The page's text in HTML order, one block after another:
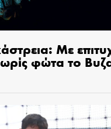
Με
φώτα το